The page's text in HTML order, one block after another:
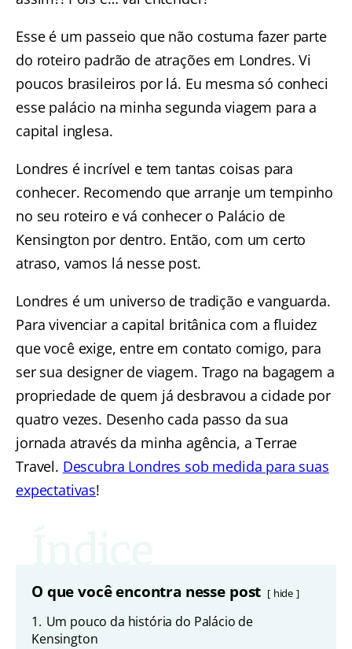
Esse é um passeio que não costuma fazer parte
do roteiro padrão de atrações em Londres. Vi
poucos brasileiros por lá. Eu mesma só conheci
esse palácio na minha segunda viagem para a
capital inglesa.
Londres é incrível e tem tantas coisas para
conhecer. Recomendo que arranje um tempinho
no seu roteiro e vá conhecer o Palácio de
Kensington por dentro. Então, com um certo
atraso, vamos lá nesse post.
Londres é um universo de tradição e vanguarda.
Para vivenciar a capital britânica com a fluidez
que você exige, entre em contato comigo, para
ser sua designer de viagem. Trago na bagagem a
propriedade de quem já desbravou a cidade por
quatro vezes. Desenho cada passo da sua
jornada através da minha agência, a Terrae
Travel. Descubra Londres sob medida para suas
expectativas!
O que você encontra nesse post hide
1. Um pouco da história do Palácio de
Kensington